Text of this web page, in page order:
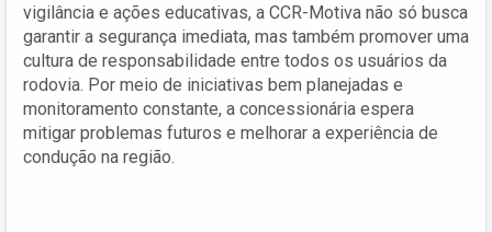
vigilância e ações educativas, a CCR-Motiva não só busca
garantir a segurança imediata, mas também promover uma
cultura de responsabilidade entre todos os usuários da
rodovia. Por meio de iniciativas bem planejadas e
monitoramento constante, a concessionária espera
mitigar problemas futuros e melhorar a experiência de
condução na região.